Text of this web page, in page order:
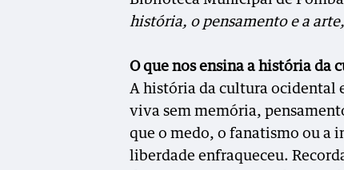
história, o pensamento e a
O que nos ensina a história da
A história da cultura ocidental
viva sem memória,
que o medo, o fanatismo ou a
liberdade enfraqueceu.